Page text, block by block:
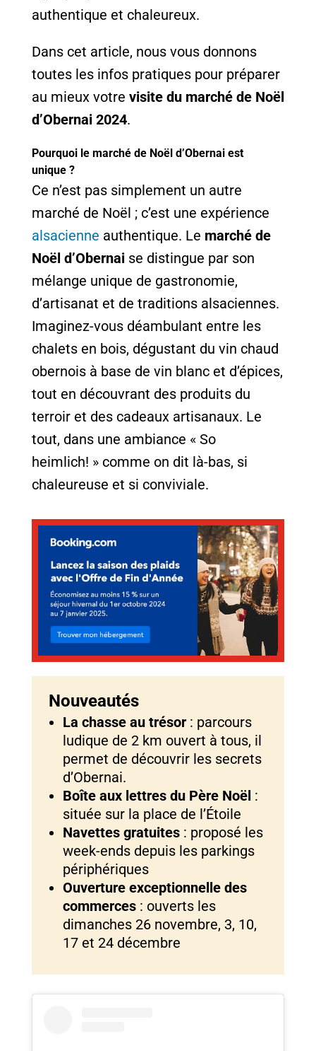
authentique et chaleureux.
Dans cet article, nous vous donnons
toutes les infos pratiques pour préparer
au mieux votre visite du marché de Noël
d’Obernai 2024.
Pourquoi le marché de Noël d’Obernai est
unique ?
Ce n’est pas simplement un autre
marché de Noël ; c’est une expérience
alsacienne authentique. Le marché de
Noël d’Obernaise distingue par son
mélange unique de gastronomie,
d’artisanat et de traditions alsaciennes.
Imaginez-vous déambulant entre les
chalets en bois, dégustant du vin chaud
obernois à base de vin blanc et d’épices,
tout en découvrant des produits du
terroir et des cadeaux artisanaux. Le
tout, dans une ambiance « So
heimlich! » comme on dit là-bas, si
chaleureuse et si conviviale.
Nouveautés
La chasse au trésor: parcours
ludique de 2 km ouvert à tous, il
permet de découvrir les secrets
d’Obernai.
Boîte aux lettres du Père Noël :
située sur la place de l’Étoile
Navettes gratuites: proposé les
week-ends depuis les parkings
périphériques
Ouverture exceptionnelle des
commerces: ouverts les
dimanches 26 novembre, 3, 10,
17 et 24 décembre